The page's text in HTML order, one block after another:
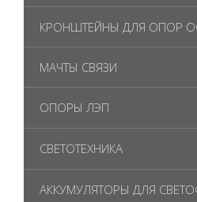
КРОНШТЕЙНЫ ДЛЯ ОПОР
МАЧТЫ СВЯЗИ
ОПОРЫ ЛЭП
СВЕТОТЕХНИКА
АККУМУЛЯТОРЫ ДЛЯ